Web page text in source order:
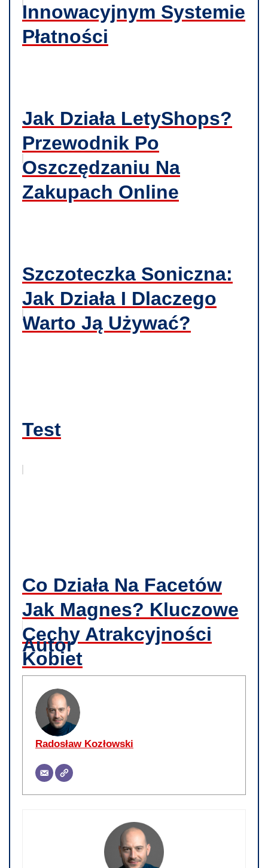
Innowacyjnym Systemie
Płatności
Jak Działa LetyShops?
Przewodnik Po
Oszczędzaniu Na
Zakupach Online
Szczoteczka Soniczna:
Jak Działa I Dlaczego
Warto Ją Używać?
Test
Co Działa Na Facetów
Jak Magnes? Kluczowe
Cechy Atrakcyjności
Kobiet
Autor
Radosław Kozłowski